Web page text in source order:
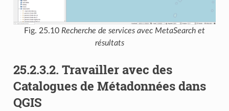
Fig. 25.10 Recherche de services avec MetaSearch et
résultats
25.2.3.2. Travailler avec des
Catalogues de Métadonnées dans
QGIS